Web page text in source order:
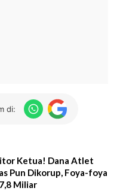
di:
Ketua! Dana Atlet
Pun Dikorup, Foya-foya
Miliar